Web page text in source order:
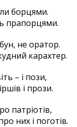
борцями.
прапорцями.
не оратор.
карахтер.
– і пози,
і прози.
патріотів,
них і поготів.